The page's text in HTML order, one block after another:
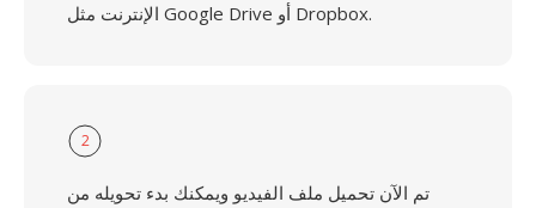
الإنترنت مثل Google Drive أو Dropbox.
2
تم الآن تحميل ملف الفيديو ويمكنك بدء تحويله من